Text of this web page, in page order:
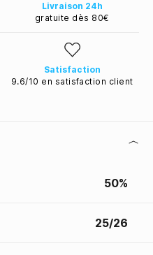
Livraison 24h
gratuite dès 80€
Satisfaction
9.6/10 en satisfaction client
50%
25/26